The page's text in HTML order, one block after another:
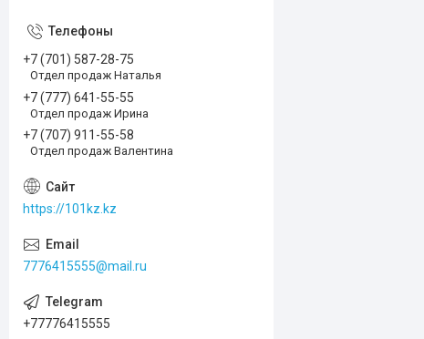
+7 (701) 587-28-75
Отдел продаж Наталья
+7 (777) 641-55-55
Отдел продаж Ирина
+7 (707) 911-55-58
Отдел продаж Валентина
https://101kz.kz
7776415555@mail.ru
+77776415555